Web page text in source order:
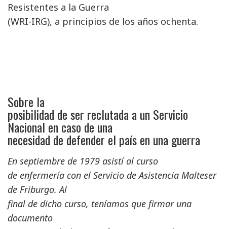
Resistentes a la Guerra
(WRI-IRG), a principios de los años ochenta.
Sobre la
posibilidad de ser reclutada a un Servicio
Nacional en caso de una
necesidad de defender el país en una guerra
En septiembre de 1979 asistí al curso
de enfermería con el Servicio de Asistencia Malteser
de Friburgo. Al
final de dicho curso, teníamos que firmar una
documento